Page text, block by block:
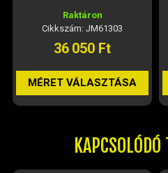
Raktáron
Cikkszám: JM61303
36 050 Ft
MÉRET VÁLASZTÁSA